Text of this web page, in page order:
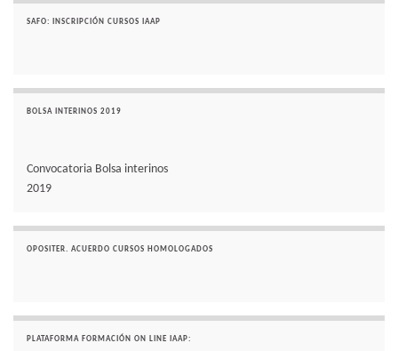
SAFO: INSCRIPCIÓN CURSOS IAAP
BOLSA INTERINOS 2019
Convocatoria Bolsa interinos
2019
OPOSITER. ACUERDO CURSOS HOMOLOGADOS
PLATAFORMA FORMACIÓN ON LINE IAAP: